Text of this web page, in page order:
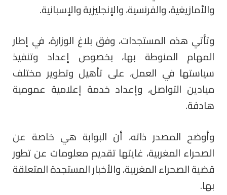
والأمازيغية، والفرنسية، والإنجليزية والإسبانية.
وتأتي هذه المستجدات، وفق بلاغ الوزارة، في إطار
المهام المنوطة بها، بخصوص إعداد وتنفيذ
سياستها في العمل، على تأهيل وتطوير مختلف
ميادين التواصل، وإعداد خدمة إعلامية عمومية
هادفة.
وأوضح المصدر ذاته، أن البوابة هي خاصة عن
الصحراء المغربية، غايتها تقديم معلومات عن تطور
قضية الصحراء المغربية، والأخبار المستجدة المتعلقة
بها.